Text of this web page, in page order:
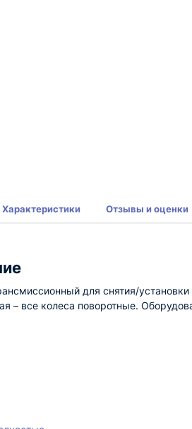
Характеристики Отзывы и оценки
для снятия/
– все колеса поворотные.